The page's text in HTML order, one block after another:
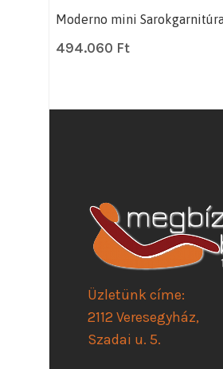
Moderno mini
494.060 Ft
Üzletünk címe:
2112 Veresegyház,
Szadai u. 5.